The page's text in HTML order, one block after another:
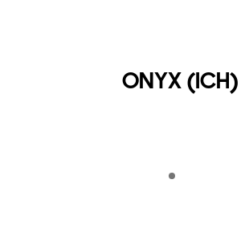
ONYX (ICH)